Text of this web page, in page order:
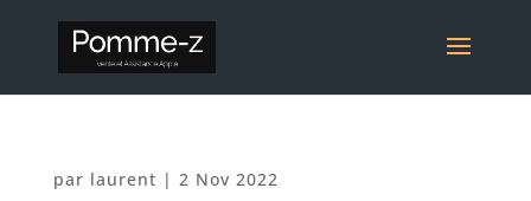
par laurent | 2 Nov 2022